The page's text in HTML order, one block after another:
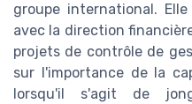
groupe international.
avec la direction
projets de contrôle de
sur l'importance de la
lorsqu'il s'agit de